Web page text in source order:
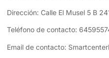
Dirección: Calle El Musel 5 B
Teléfono de contacto:
Email de contacto: